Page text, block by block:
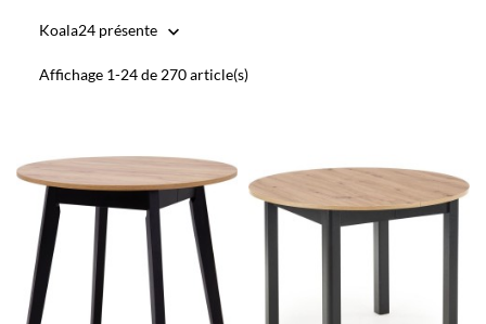
Koala24 présente 
Affichage 1-24 de 270 article(s)